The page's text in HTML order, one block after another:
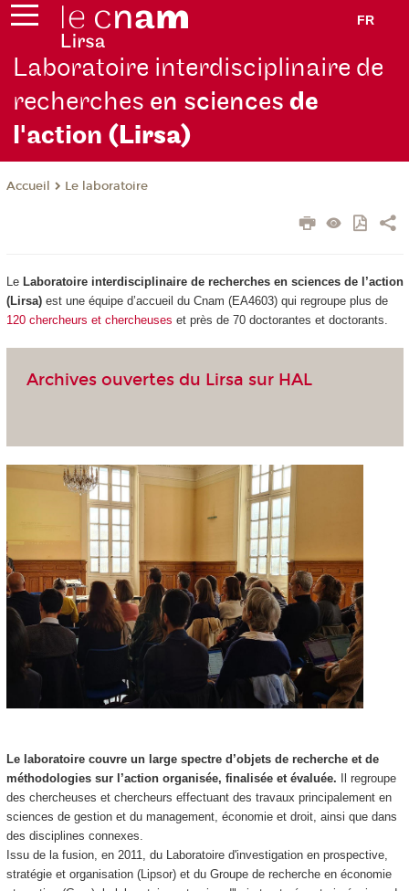
FR
Laboratoire interdisciplinaire de
recherches en sciencesde
l'action (Lirsa)
Accueil Le laboratoire
Le Laboratoire interdisciplinaire de recherches en sciences de l’action
(Lirsa)est une équipe d’accueil du Cnam (EA4603) qui regroupe plus de
120 chercheurs et chercheuses et près de 70 doctorantes et doctorants.
Archives ouvertes du Lirsa sur HAL
Le laboratoire couvre un large spectre d’objets de recherche et de
méthodologies sur l’action organisée, finalisée et évaluée.
Il regroupe
des chercheuses et chercheurs effectuant des travaux principalement en
sciences de gestion et du management, économie et droit, ainsi que dans
des disciplines connexes.
Issu de la fusion, en 2011, du Laboratoire d'investigation en prospective,
stratégie et organisation (Lipsor) et du Groupe de recherche en économie